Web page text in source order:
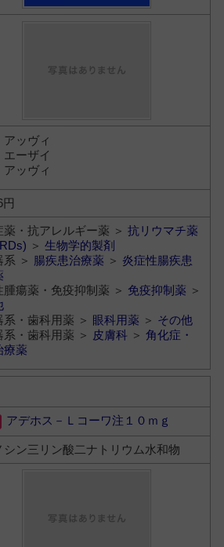
アッヴィ
エーザイ
アッヴィ
円
薬・抗アレルギー薬 ＞抗リウマチ薬
＞生物学的製剤
＞ 腸疾患治療薬 ＞ 炎症性腸疾患
腫瘍薬・免疫抑制薬 ＞ 免疫抑制薬 ＞
系・歯科用薬 ＞ 眼科用薬 ＞ その他
系・歯科用薬 ＞ 皮膚科 ＞角化症・
療薬
アデホス－Ｌコーワ注１０ｍｇ
シン三リン酸二ナトリウム水和物